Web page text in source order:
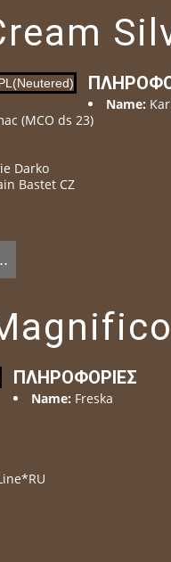
Name:
(MCO ds 23)
Darko
Bastet CZ
ΠΛΗΡΟΦΟΡΊΕΣ
Name: Freska